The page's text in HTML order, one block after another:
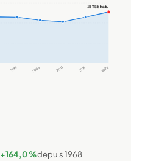
1999 2006 2011 2016 2022
15 756 hab.
+164,0 %depuis 1968